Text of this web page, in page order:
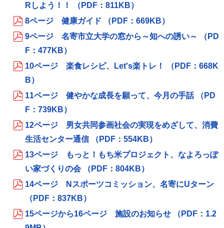
Rしよう！！ （PDF：811KB）
8ページ 健康ガイド （PDF：669KB）
9ページ 名寄市立大学の窓から～知への誘い～ （PD
F：477KB）
10ページ 楽食レシピ、Let's楽トレ！ （PDF：668K
B）
11ページ 健やかな成長を願って、今月の手話 （PD
F：739KB）
12ページ 男女共同参画社会の実現をめざして、消費
生活センター通信 （PDF：554KB）
13ページ もっと！もち米プロジェクト、なよろっぽ
い家づくりの会 （PDF：804KB）
14ページ Nスポーツコミッション、名寄にUターン
（PDF：837KB）
15ページから16ページ 施設のお知らせ （PDF：1.2